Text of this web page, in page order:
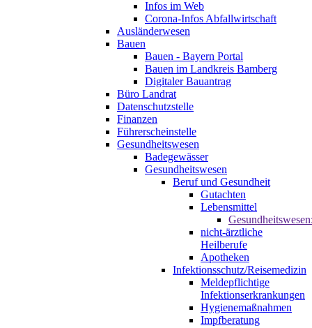
Infos im Web
Corona-Infos Abfallwirtschaft
Ausländerwesen
Bauen
Bauen - Bayern Portal
Bauen im Landkreis Bamberg
Digitaler Bauantrag
Büro Landrat
Datenschutzstelle
Finanzen
Führerscheinstelle
Gesundheitswesen
Badegewässer
Gesundheitswesen
Beruf und Gesundheit
Gutachten
Lebensmittel
nicht-ärztliche
Heilberufe
Apotheken
Infektionsschutz/Reisemedizin
Meldepflichtige
Infektionserkrankungen
Hygienemaßnahmen
Impfberatung